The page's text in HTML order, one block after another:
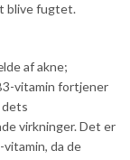
blive fugtet.
af akne;
vitamin fortjener
dets
virkninger. Det er
da de